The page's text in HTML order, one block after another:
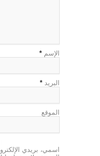
الإسم *
البريد *
الموقع
اسمي، بريدي